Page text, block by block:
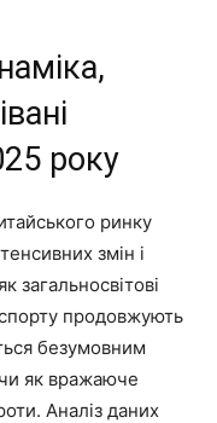
року
ринку
змін і
загальносвітові
продовжують
безумовним
як вражаюче
Аналіз даних